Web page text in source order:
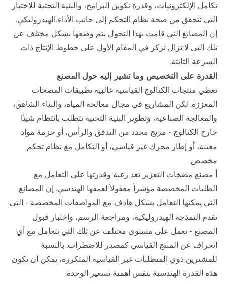
تكامل الإلكترونيات، وقدرة تكوين البرامج، والبنية التحتية للاختبار
التي تتحقق من صحة نظام التحكم إلى جانب الأداء الهيدروليكي.
إن المصانع التي قامت بهذا التحول يتم وضعها بشكل مختلف عن
تلك التي لا تزال تركز في المقام الأول على خطوط الإنتاج ذات
السرعة الثابتة.
القدرة على التخصيص وما تشير إليه حول المصنع
تغطي منتجات الكتالوج القياسية غالبية تطبيقات المضخات
المعززة. لكن المشاريع في مجال معالجة المياه، والبناء الشاهق،
والمعالجة الصناعية، وتطوير البنية التحتية تتطلب بانتظام شيئًا
خارج الكتالوج - مزيج محدد من التدفق والرأس، أو حزمة مواد
معينة، أو إطار محرك غير قياسي، أو التكامل مع نظام تحكم
مخصص.
أ مصنع مضخات التعزيز تعد رغبة وقدرتها على التعامل مع
الطلبات المخصصة مؤشراً معقولاً لعمقها الهندسي. إن المصانع
التي يمكنها التعامل بشكل هادف مع المواصفات المخصصة - التي
تقدم النمذجة الهيدروليكية، ومراجعة الرسم، واختبار قبول
المصنع - تعمل على مستوى مختلف عن تلك التي تتعامل مع أي
انحراف عن المنتج القياسي كمصدر للاضطراب. بالنسبة
للمشترين ذوي المتطلبات غير القياسية المتكررة، يمكن أن تكون
هذه القدرة الهندسية بنفس أهمية تسعير الوحدة.